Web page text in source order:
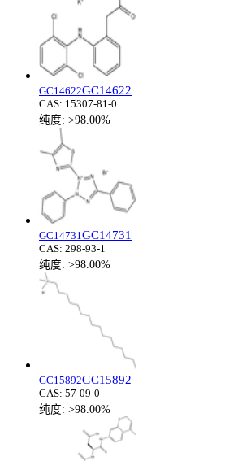
GC14622GC14622
CAS: 15307-81-0
纯度: >98.00%
GC14731GC14731
CAS: 298-93-1
纯度: >98.00%
GC15892GC15892
CAS: 57-09-0
纯度: >98.00%